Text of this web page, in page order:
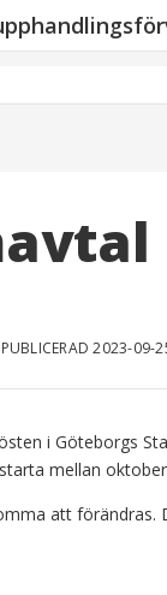
PUBLICERAD 2023-09-
i Göteborgs
mellan
att förändras.